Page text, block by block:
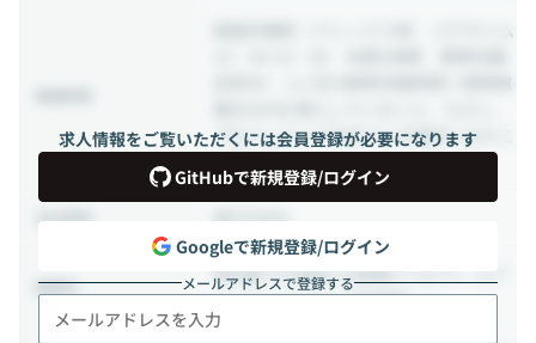
求人情報をご覧いただくには会員登録が必要になります
GitHubで新規登録/ログイン
Googleで新規登録/ログイン
メールアドレスで登録する
（フレックス制 コアタイム
プロジェクトで決まている場合にはそこ
出社頻度 週5日出社
勤務地
東京都 千代田区 九段南4-7-22 ラ・メゾ
ン・ド・シャルー406号室